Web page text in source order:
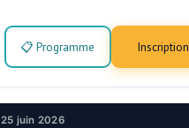
📋 Programme Inscription
25 juin 2026